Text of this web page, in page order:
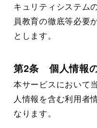
キュリティシステム
員教育の徹底等必要
とします。
第2条 個人情報
本サービスにおいて
人情報を含む利用者
なります。